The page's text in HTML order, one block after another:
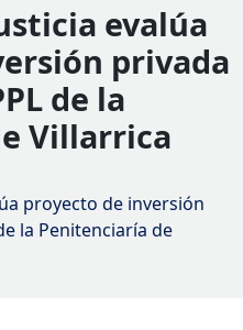
evalúa
privada
de la
Villarrica
proyecto de inversión
la Penitenciaría de